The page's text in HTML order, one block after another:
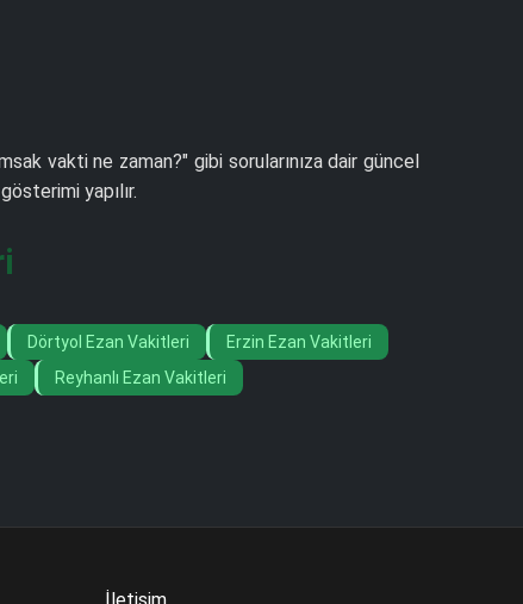
vakti ne zaman?" gibi sorularınıza dair güncel
yapılır.
Dörtyol Ezan Vakitleri
Erzin Ezan Vakitleri
Reyhanlı Ezan Vakitleri